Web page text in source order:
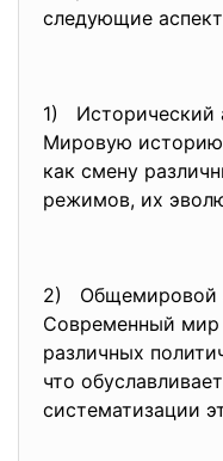
следующие
1) Исторический
Мировую
как смену
режимов, их
2) Общемировой
Современный мир
различных
что обуславливает
систематизации